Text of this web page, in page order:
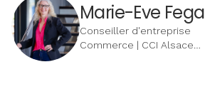
Marie-Eve Fega
Conseiller d'entreprise
Commerce | CCI Alsace